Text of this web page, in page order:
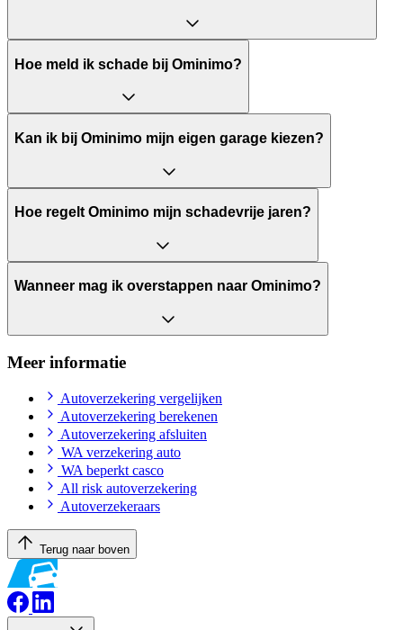
Hoe meld ik schade bij Ominimo?
Kan ik bij Ominimo mijn eigen garage kiezen?
Hoe regelt Ominimo mijn schadevrije jaren?
Wanneer mag ik overstappen naar Ominimo?
Meer informatie
Autoverzekering vergelijken
Autoverzekering berekenen
Autoverzekering afsluiten
WA verzekering auto
WA beperkt casco
All risk autoverzekering
Autoverzekeraars
Terug naar boven